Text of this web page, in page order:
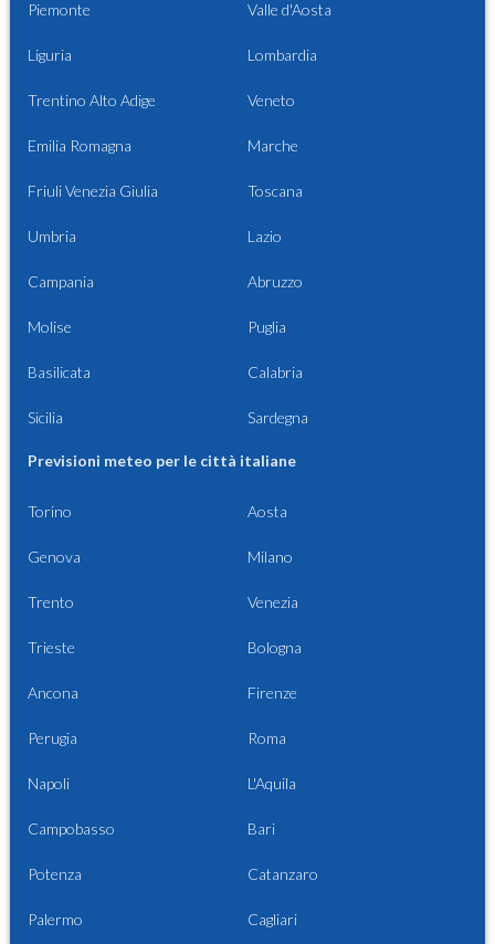
Piemonte Valle d'Aosta
Liguria Lombardia
Trentino Alto Adige Veneto
Emilia Romagna Marche
Friuli Venezia Giulia Toscana
Umbria Lazio
Campania Abruzzo
Molise Puglia
Basilicata Calabria
Sicilia Sardegna
Previsioni meteo per le città italiane
Torino Aosta
Genova Milano
Trento Venezia
Trieste Bologna
Ancona Firenze
Perugia Roma
Napoli L'Aquila
Campobasso Bari
Potenza Catanzaro
Palermo Cagliari